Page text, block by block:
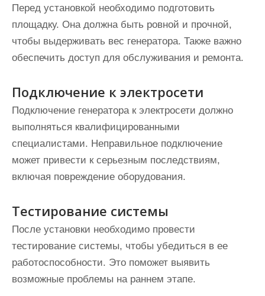
Перед установкой необходимо подготовить
площадку. Она должна быть ровной и прочной,
чтобы выдерживать вес генератора. Также важно
обеспечить доступ для обслуживания и ремонта.
Подключение к электросети
Подключение генератора к электросети должно
выполняться квалифицированными
специалистами. Неправильное подключение
может привести к серьезным последствиям,
включая повреждение оборудования.
Тестирование системы
После установки необходимо провести
тестирование системы, чтобы убедиться в ее
работоспособности. Это поможет выявить
возможные проблемы на раннем этапе.